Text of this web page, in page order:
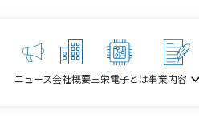
ニュース会社概要三栄電子とは事業内容